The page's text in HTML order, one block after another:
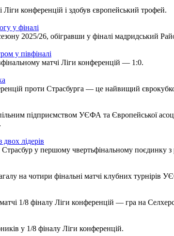
конференцій і здобув європейський трофей.
у фіналі
2025/26, обігравши у фіналі мадридський
у півфіналі
матчі Ліги конференцій — 1:0.
проти Страсбурга — це найвищий
підприємством УЄФА та Європейської
лідерів
у першому чвертьфінальному поєдинку з
на чотири фінальні матчі клубних турнірів
1/8 фіналу Ліги конференцій — гра на
у 1/8 фіналу Ліги конференцій.